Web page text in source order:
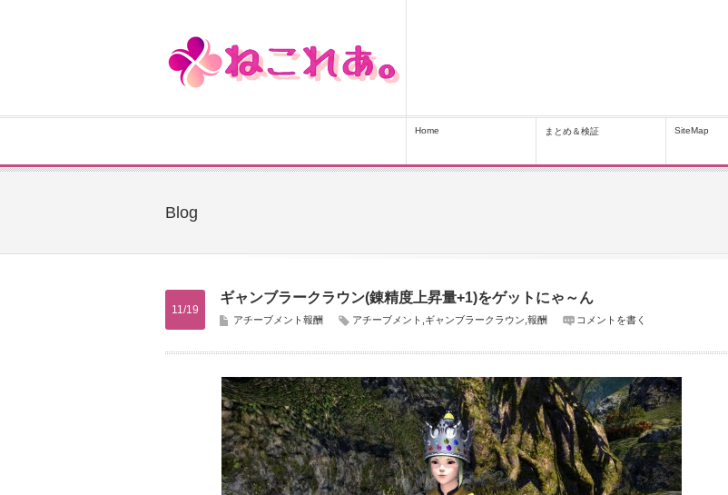
Home まとめ＆検証 SiteMap
Blog
ギャンブラークラウン(錬精度上昇量+1)をゲットにゃ～ん
アチーブメント報酬 アチーブメント ギャンブラークラウン 報酬 コメントを書く
11/19